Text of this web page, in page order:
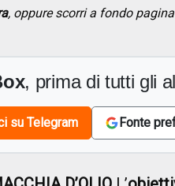
, oppure scorri a fondo
, prima di tutti gli
su Telegram Fonte